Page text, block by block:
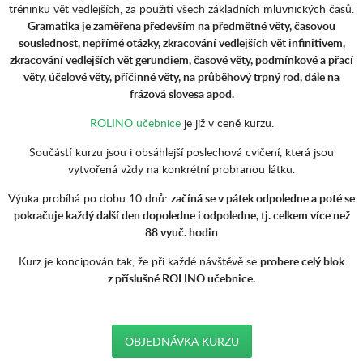
tréninku vět vedlejších, za použití všech základních mluvnických časů.
Gramatika je zaměřena především na předmětné věty, časovou
souslednost, nepřímé otázky, zkracování vedlejších vět infinitivem,
zkracování vedlejších vět gerundiem, časové věty, podmínkové a přací
věty, účelové věty, příčinné věty, na průběhový trpný rod, dále na
frázová slovesa apod.
ROLINO učebniceje již v ceně kurzu.
Součástí kurzu jsou i obsáhlejší poslechová cvičení, která jsou
vytvořená vždy na konkrétní probranou látku.
Výuka probíhá po dobu 10 dnů: začíná se v pátek odpoledne a poté se
pokračuje každý další den dopoledne i odpoledne, tj. celkem více než
88 vyuč. hodin
Kurz je koncipován tak, že při každé návštěvě se probere celý blok
z příslušné ROLINO učebnice.
OBJEDNÁVKA KURZU